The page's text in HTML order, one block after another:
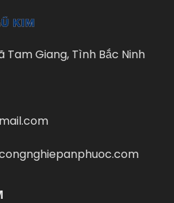
Tam Giang, Tình Bắc Ninh